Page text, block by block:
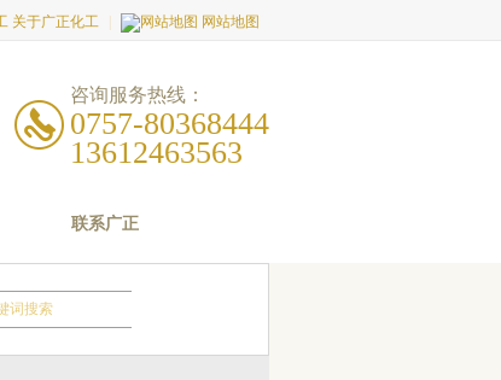
关于广正化工 网站地图
咨询服务热线：
0757-80368444
13612463563
联系广正